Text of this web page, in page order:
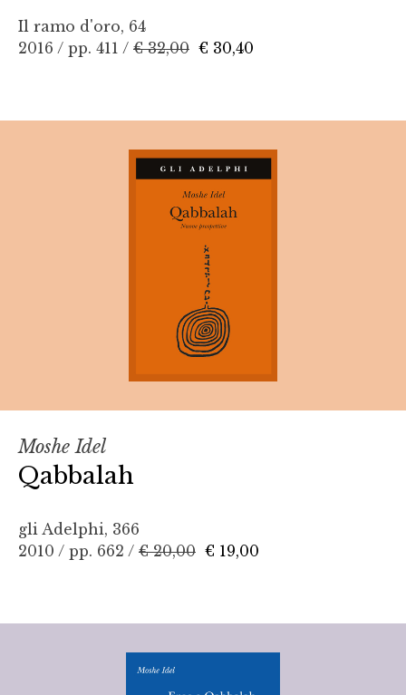
Il ramo d'oro, 64
2016 / pp. 411 / € 32,00 € 30,40
Moshe Idel
Qabbalah
gli Adelphi, 366
2010 / pp. 662 / € 20,00 € 19,00